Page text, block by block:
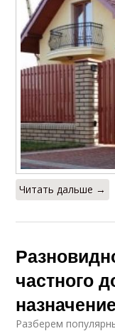
Читать дальше →
частного
Разберем